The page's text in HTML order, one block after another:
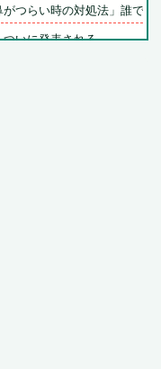
つらい時の対処法」誰でも...
いに発表される